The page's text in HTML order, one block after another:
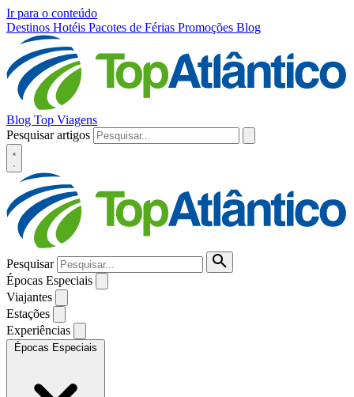
Ir para o conteúdo
Destinos Hotéis Pacotes de Férias Promoções Blog
Blog Top Viagens
Pesquisar artigos
Pesquisar
Épocas Especiais
Viajantes
Estações
Experiências
Épocas Especiais